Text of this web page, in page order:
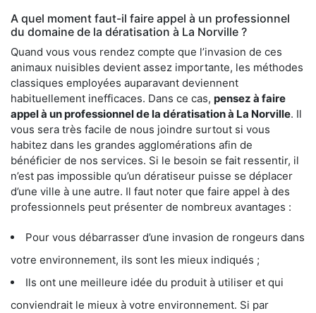
A quel moment faut-il faire appel à un professionnel
du domaine de la dératisation à La Norville ?
Quand vous vous rendez compte que l’invasion de ces
animaux nuisibles devient assez importante, les méthodes
classiques employées auparavant deviennent
habituellement inefficaces. Dans ce cas, pensez à faire
appel à un professionnel de la dératisation à La Norville. Il
vous sera très facile de nous joindre surtout si vous
habitez dans les grandes agglomérations afin de
bénéficier de nos services. Si le besoin se fait ressentir, il
n’est pas impossible qu’un dératiseur puisse se déplacer
d’une ville à une autre. Il faut noter que faire appel à des
professionnels peut présenter de nombreux avantages :
Pour vous débarrasser d’une invasion de rongeurs dans
votre environnement, ils sont les mieux indiqués ;
Ils ont une meilleure idée du produit à utiliser et qui
conviendrait le mieux à votre environnement. Si par